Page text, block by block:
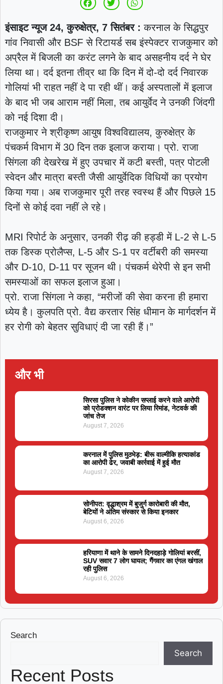
इंसाइट न्यूज 24, कुरुक्षेत्र, 7 सितंबर : करनाल के सिद्धपुर
गांव निवासी और BSF से रिटायर्ड सब इंस्पेक्टर राजकुमार को
अप्रैल में बिजली का करंट लगने के बाद असहनीय दर्द ने घेर
लिया था। दर्द इतना तीव्र था कि दिन में दो-दो दर्द निवारक
गोलियां भी राहत नहीं दे पा रही थीं। कई अस्पतालों में इलाज
के बाद भी जब आराम नहीं मिला, तब आयुर्वेद ने उनकी जिंदगी
को नई दिशा दी।
राजकुमार ने श्रीकृष्ण आयुष विश्वविद्यालय, कुरुक्षेत्र के
पंचकर्म विभाग में 30 दिन तक इलाज कराया। प्रो. राजा
सिंगला की देखरेख में हुए उपचार में कटी बस्ती, पत्र पोटली
स्वेदन और मात्रा बस्ती जैसी आयुर्वेदिक विधियों का प्रयोग
किया गया। अब राजकुमार पूरी तरह स्वस्थ हैं और पिछले 15
दिनों से कोई दवा नहीं ले रहे।
MRI रिपोर्ट के अनुसार, उनकी रीढ़ की हड्डी में L-2 से L-5
तक डिस्क प्रोलैप्स, L-5 और S-1 पर वर्टीबरी की समस्या
और D-10, D-11 पर सूजन थी। पंचकर्म थेरेपी से इन सभी
समस्याओं का सफल इलाज हुआ।
प्रो. राजा सिंगला ने कहा, “मरीजों की सेवा करना ही हमारा
ध्येय है। कुलपति प्रो. वैद्य करतार सिंह धीमान के मार्गदर्शन में
हर रोगी को बेहतर सुविधाएं दी जा रही हैं।”
और भी
सिरसा पुलिस ने कोकीन सप्लाई करने वाले आरोपी
को प्रोडक्शन वारंट पर लिया रिमांड, नेटवर्क की
जांच तेज
August 7, 2026
करनाल में पुलिस मुठभेड़: बीरू वाल्मीकि हत्याकांड
का आरोपी ढेर, जवाबी कार्रवाई में हुई मौत
August 7, 2026
सोनीपत: वृद्धाश्रम में बुजुर्ग कारोबारी की मौत,
बेटियों ने अंतिम संस्कार से किया इनकार
August 6, 2026
हरियाणा में थाने के सामने दिनदहाड़े गोलियां बरसीं,
SUV सवार 7 लोग घायल; गैंगवार का एंगल खंगाल
रही पुलिस
August 6, 2026
Search
Search
Recent Posts